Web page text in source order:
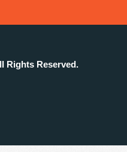
Rights Reserved.